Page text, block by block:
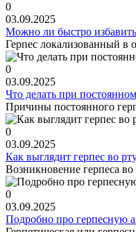
0
03.09.2025
Можно ли быстро
Герпес локализованный в
0
03.09.2025
Что делать при
Причины постоянного
0
03.09.2025
Как выглядит герпес во
Возникновение герпеса
0
03.09.2025
Подробно про герпесную